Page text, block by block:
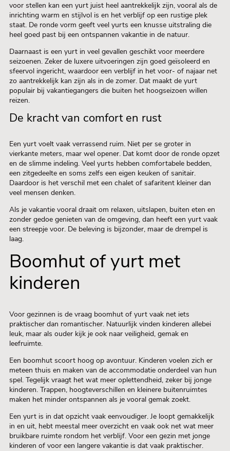
voor stellen kan een yurt juist heel aantrekkelijk zijn, vooral als de
inrichting warm en stijlvol is en het verblijf op een rustige plek
staat. De ronde vorm geeft veel yurts een knusse uitstraling die
heel goed past bij een ontspannen vakantie in de natuur.
Daarnaast is een yurt in veel gevallen geschikt voor meerdere
seizoenen. Zeker de luxere uitvoeringen zijn goed geïsoleerd en
sfeervol ingericht, waardoor een verblijf in het voor- of najaar net
zo aantrekkelijk kan zijn als in de zomer. Dat maakt de yurt
populair bij vakantiegangers die buiten het hoogseizoen willen
reizen.
De kracht van comfort en rust
Een yurt voelt vaak verrassend ruim. Niet per se groter in
vierkante meters, maar wel opener. Dat komt door de ronde opzet
en de slimme indeling. Veel yurts hebben comfortabele bedden,
een zitgedeelte en soms zelfs een eigen keuken of sanitair.
Daardoor is het verschil met een chalet of safaritent kleiner dan
veel mensen denken.
Als je vakantie vooral draait om relaxen, uitslapen, buiten eten en
zonder gedoe genieten van de omgeving, dan heeft een yurt vaak
een streepje voor. De beleving is bijzonder, maar de drempel is
laag.
Boomhut of yurt met
kinderen
Voor gezinnen is de vraag boomhut of yurt vaak net iets
praktischer dan romantischer. Natuurlijk vinden kinderen allebei
leuk, maar als ouder kijk je ook naar veiligheid, gemak en
leefruimte.
Een boomhut scoort hoog op avontuur. Kinderen voelen zich er
meteen thuis en maken van de accommodatie onderdeel van hun
spel. Tegelijk vraagt het wat meer oplettendheid, zeker bij jonge
kinderen. Trappen, hoogteverschillen en kleinere buitenruimtes
maken het minder ontspannen als je vooral gemak zoekt.
Een yurt is in dat opzicht vaak eenvoudiger. Je loopt gemakkelijk
in en uit, hebt meestal meer overzicht en vaak ook net wat meer
bruikbare ruimte rondom het verblijf. Voor een gezin met jonge
kinderen of voor een langere vakantie is dat vaak praktischer.